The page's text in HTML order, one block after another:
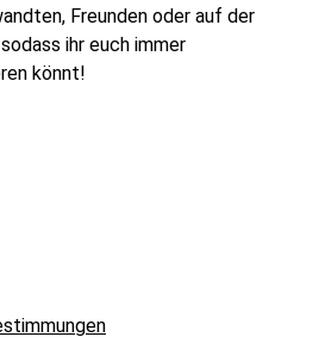
Freunden oder auf der
ihr euch immer
könnt!